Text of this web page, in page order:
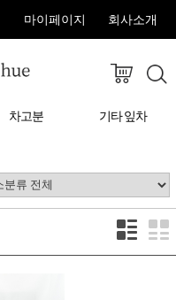
마이페이지 회사소개
차고분 기타 잎차